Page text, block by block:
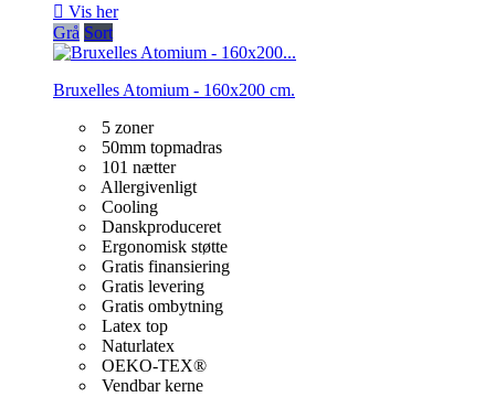
 Vis her
Grå Sort
Bruxelles Atomium - 160x200 cm.
5 zoner
50mm topmadras
101 nætter
Allergivenligt
Cooling
Danskproduceret
Ergonomisk støtte
Gratis finansiering
Gratis levering
Gratis ombytning
Latex top
Naturlatex
OEKO-TEX®
Vendbar kerne